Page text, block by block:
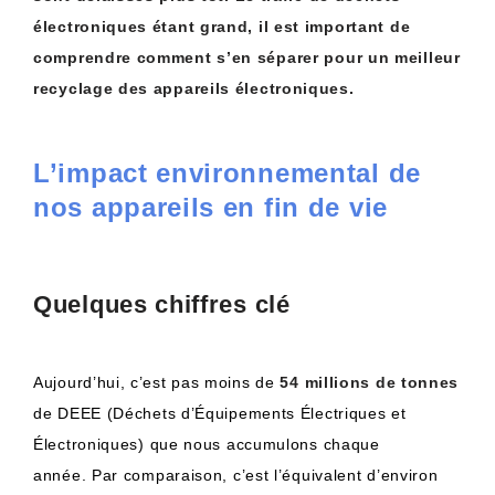
électroniques étant grand, il est important de
comprendre comment s’en séparer pour un meilleur
recyclage des appareils électroniques.
L’impact environnemental de
nos appareils en fin de vie
Quelques chiffres clé
Aujourd’hui, c’est pas moins de54 millions de tonnes
de DEEE (Déchets d’Équipements Électriques et
Électroniques) que nous accumulons chaque
année.
Par comparaison, c’est l’équivalent d’environ